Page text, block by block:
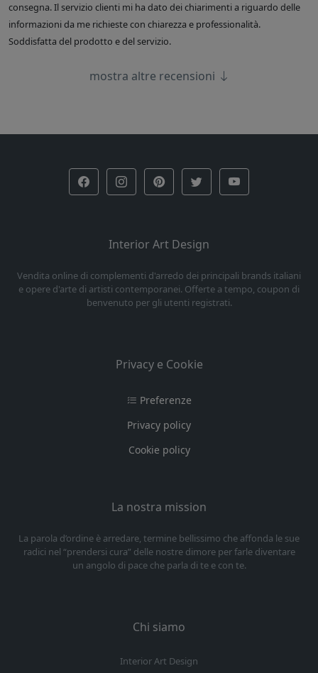
consegna. Il servizio clienti mi ha dato dei chiarimenti a riguardo delle
informazioni da me richieste con chiarezza e professionalità.
Soddisfatta del prodotto e del servizio.
mostra altre recensioni
Interior Art Design
Vendita online di complementi d'arredo dei principali brands italiani
e opere d'arte di artisti contemporanei. Offerte a tempo, coupon di
benvenuto per gli utenti registrati.
Privacy e Cookie
Preferenze
Privacy policy
Cookie policy
La nostra mission
La parola d’ordine è arredare, termine bellissimo che affonda le sue
radici nel “prendersi cura” delle nostre dimore per farle diventare
un angolo di pace che parla di te e con te.
Chi siamo
Interior Art Design